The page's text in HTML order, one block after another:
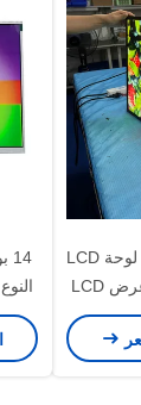
32'' 4K تسلط الضوء على لوحة LCD
في الهواء الطلق شاشة عرض LCD
إشارة